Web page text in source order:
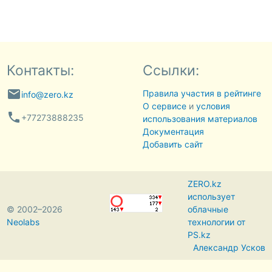
Контакты:
emailinfo@zero.kz
phone +77273888235
Ссылки:
Правила участия в рейтинге
О сервисеи условия
использования материалов
Документация
Добавить сайт
© 2002–2026
Neolabs
ZERO.kz
использует
облачные
технологии от
PS.kz
Александр Усков